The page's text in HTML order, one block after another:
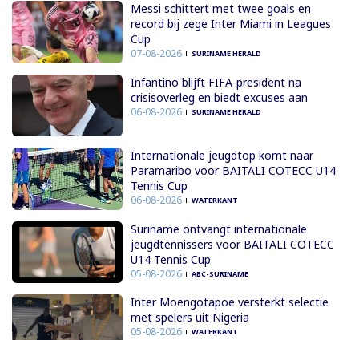
Messi schittert met twee goals en
record bij zege Inter Miami in Leagues
Cup
07-08-2026 SURINAME HERALD
Infantino blijft FIFA-president na
crisisoverleg en biedt excuses aan
06-08-2026 SURINAME HERALD
Internationale jeugdtop komt naar
Paramaribo voor BAITALI COTECC U14
Tennis Cup
06-08-2026 WATERKANT
Suriname ontvangt internationale
jeugdtennissers voor BAITALI COTECC
U14 Tennis Cup
05-08-2026 ABC-SURINAME
Inter Moengotapoe versterkt selectie
met spelers uit Nigeria
05-08-2026 WATERKANT